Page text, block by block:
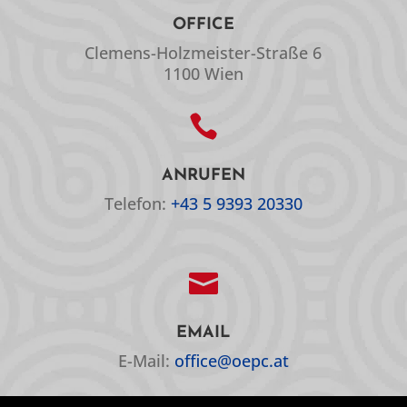
OFFICE
Clemens-Holzmeister-Straße 6
1100 Wien

ANRUFEN
Telefon: +43 5 9393 20330

EMAIL
E-Mail: office@oepc.at